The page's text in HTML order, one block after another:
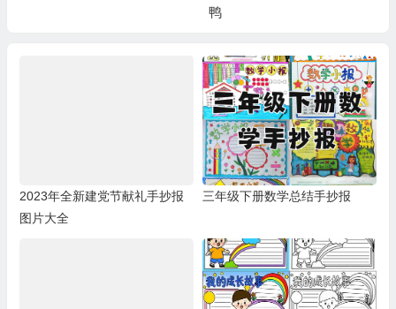
鸭
2023年全新建党节献礼手抄报
图片大全
三年级下册数学总结手抄报